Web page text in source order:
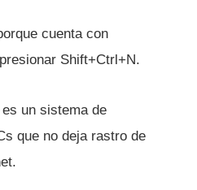
cuenta con
Shift+Ctrl+N.
un sistema de
que no deja rastro de